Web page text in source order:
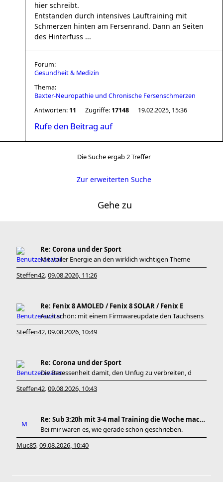
hier schreibt.
Entstanden durch intensives Lauftraining mit
Schmerzen hinten am Fersenrand. Dann an Seiten
des Hinterfuss ...
Forum:
Gesundheit & Medizin
Thema:
Baxter-Neuropathie und Chronische Fersenschmerzen
Antworten: 11 Zugriffe: 17148 19.02.2025, 15:36
Rufe den Beitrag auf
Die Suche ergab 2 Treffer
Zur erweiterten Suche
Gehe zu
Re: Corona und der Sport
Mit voller Energie an den wirklich wichtigen Theme
Steffen42, 09.08.2026, 11:26
Re: Fenix 8 AMOLED / Fenix 8 SOLAR / Fenix E
Auch schön: mit einem Firmwareupdate den Tauchsens
Steffen42, 09.08.2026, 10:49
Re: Corona und der Sport
Die Besessenheit damit, den Unfug zu verbreiten, d
Steffen42, 09.08.2026, 10:43
Re: Sub 3:20h mit 3-4 mal Training die Woche machb
Bei mir waren es, wie gerade schon geschrieben.
Muc85, 09.08.2026, 10:40